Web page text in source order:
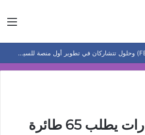
فيكسد مصر (FEDIS) وحلول تتشاركان في تطوير أول منصة للسياحة الصحية في مصر والشرق الأوسط وأفريقيا..
طيران الإمارات يطلب 65 طائرة